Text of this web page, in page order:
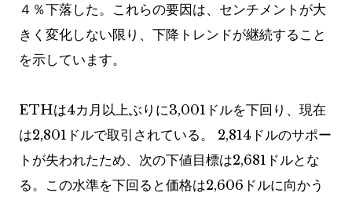
４％下落した。これらの要因は、センチメントが大
きく変化しない限り、下降トレンドが継続すること
を示しています。
ETHは4カ月以上ぶりに3,001ドルを下回り、現在
は2,801ドルで取引されている。 2,814ドルのサポー
トが失われたため、次の下値目標は2,681ドルとな
る。この水準を下回ると価格は2,606ドルに向かう